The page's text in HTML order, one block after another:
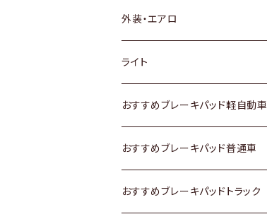
トヨタ
ホンダ
スズキ
日産
いすゞ
外装・エアロ
トヨタ
ホンダ
スズキ
日産
ライト
トヨタ
スズキ
日産
おすすめブレーキパッド軽自動車
トヨタ
ホンダ
おすすめブレーキパッド普通車
トヨタ
おすすめブレーキパッドトラック